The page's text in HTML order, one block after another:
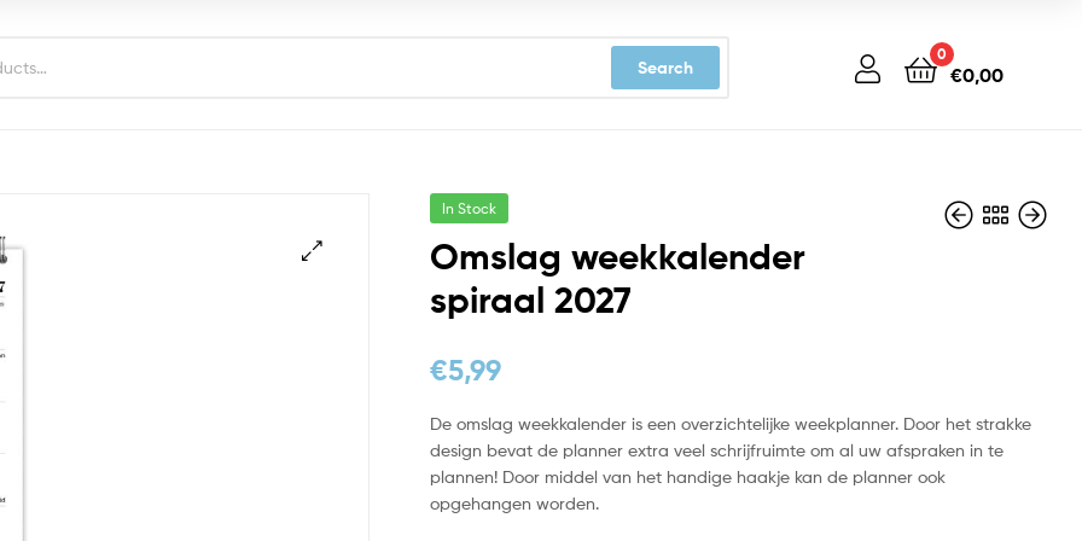
Search
0
€0,00
In Stock
Omslag weekkalender
spiraal 2027
€5,99
De omslag weekkalender is een overzichtelijke weekplanner. Door het strakke
design bevat de planner extra veel schrijfruimte om al uw afspraken in te
plannen! Door middel van het handige haakje kan de planner ook
opgehangen worden.